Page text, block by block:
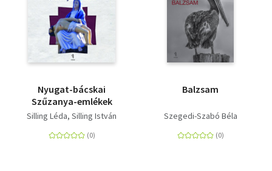
Nyugat-bácskai
Szűzanya-emlékek
Silling Léda Silling István
Balzsam
Szegedi-Szabó Béla